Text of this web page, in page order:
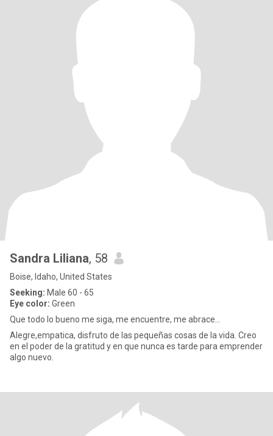
Sandra Liliana, 58
Boise, Idaho, United States
Seeking: Male 60 - 65
Eye color: Green
Que todo lo bueno me siga, me encuentre, me abrace...
Alegre,empatica, disfruto de las pequeñas cosas de la vida. Creo
en el poder de la gratitud y en que nunca es tarde para emprender
algo nuevo.